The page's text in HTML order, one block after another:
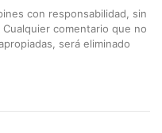
con responsabilidad, sin
comentario que no
será eliminado